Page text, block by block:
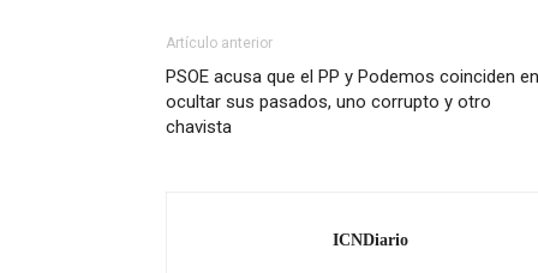
Artículo anterior
PSOE acusa que el PP y Podemos coinciden en
ocultar sus pasados, uno corrupto y otro
chavista
ICNDiario